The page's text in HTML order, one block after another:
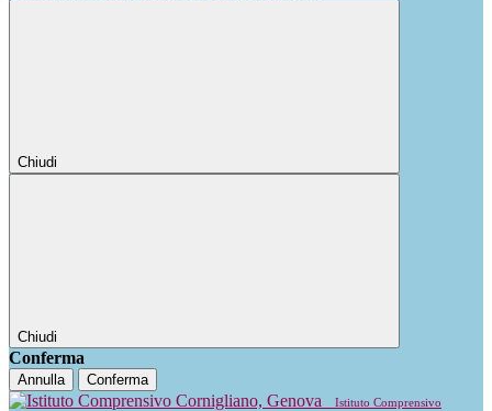
Chiudi
Chiudi
Conferma
Annulla Conferma
Istituto Comprensivo